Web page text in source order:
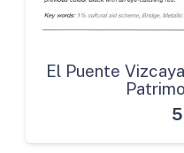
El Puente